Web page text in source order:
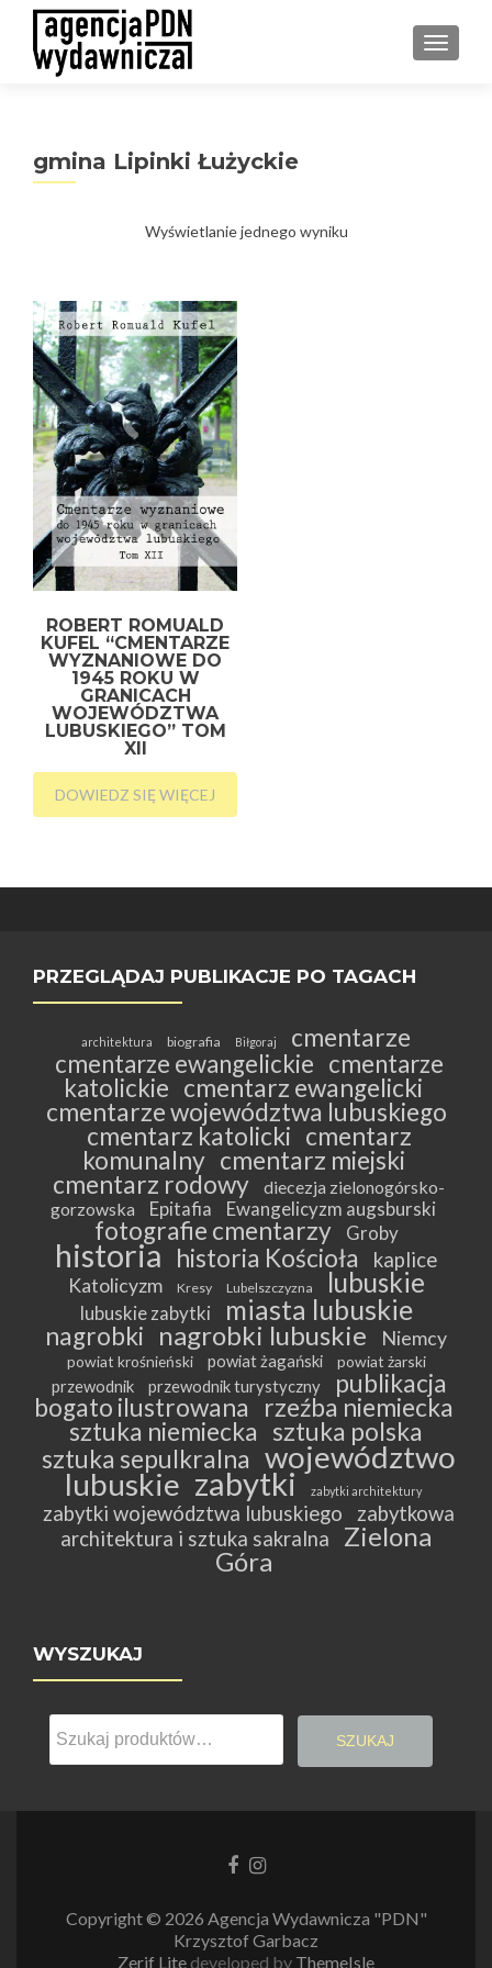
gmina Lipinki Łużyckie
Wyświetlanie jednego wyniku
ROBERT ROMUALD
KUFEL “CMENTARZE
WYZNANIOWE DO
1945 ROKU W
GRANICACH
WOJEWÓDZTWA
LUBUSKIEGO” TOM
XII
DOWIEDZ SIĘ WIĘCEJ
PRZEGLĄDAJ PUBLIKACJE PO TAGACH
architektura biografia Biłgoraj
cmentarze
cmentarze ewangelickie cmentarze
katolickie cmentarz ewangelicki
cmentarze województwa lubuskiego
cmentarz katolicki cmentarz
komunalny cmentarz miejski
cmentarz rodowy
diecezja zielonogórsko-
gorzowska
Epitafia Ewangelicyzm augsburski
fotografie cmentarzy Groby
historia historia Kościoła kaplice
Katolicyzm Kresy Lubelszczyzna lubuskie
lubuskie zabytki miasta lubuskie
nagrobki nagrobki lubuskie Niemcy
powiat krośnieński powiat żagański powiat żarski
przewodnik przewodnik turystyczny
publikacja
bogato ilustrowana
rzeźba niemiecka
sztuka niemiecka sztuka polska
sztuka sepulkralna województwo
lubuskie zabytki zabytki architektury
zabytki województwa lubuskiego
zabytkowa
architektura i sztuka sakralna
Zielona
Góra
WYSZUKAJ
Szukaj:
SZUKAJ
LinkLink
Copyright © 2026 Agencja Wydawnicza "PDN"
Krzysztof Garbacz
Zerif Lite developed by ThemeIsle